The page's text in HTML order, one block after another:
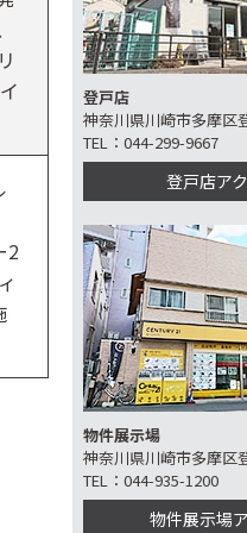
2
登戸店
神奈川県川崎市多摩区
TEL：044-299-9667
登戸店ア
物件展示場
神奈川県川崎市多摩区
TEL：044-935-1200
物件展示場